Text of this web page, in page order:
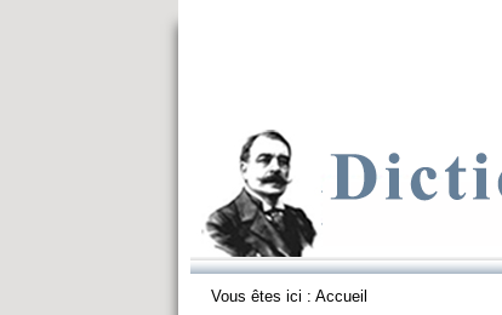
Vous êtes ici : Accueil